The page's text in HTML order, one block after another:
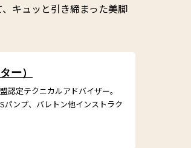
キュッと引き締まった美脚
ー）
認定テクニカルアドバイザー。
パンプ、バレトン他インストラク